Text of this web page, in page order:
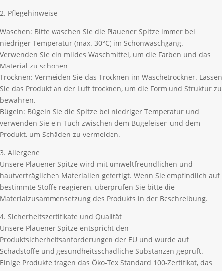
2. Pflegehinweise
Waschen: Bitte waschen Sie die Plauener Spitze immer bei
niedriger Temperatur (max. 30°C) im Schonwaschgang.
Verwenden Sie ein mildes Waschmittel, um die Farben und das
Material zu schonen.
Trocknen: Vermeiden Sie das Trocknen im Wäschetrockner. Lassen
Sie das Produkt an der Luft trocknen, um die Form und Struktur zu
bewahren.
Bügeln: Bügeln Sie die Spitze bei niedriger Temperatur und
verwenden Sie ein Tuch zwischen dem Bügeleisen und dem
Produkt, um Schäden zu vermeiden.
3. Allergene
Unsere Plauener Spitze wird mit umweltfreundlichen und
hautverträglichen Materialien gefertigt. Wenn Sie empfindlich auf
bestimmte Stoffe reagieren, überprüfen Sie bitte die
Materialzusammensetzung des Produkts in der Beschreibung.
4. Sicherheitszertifikate und Qualität
Unsere Plauener Spitze entspricht den
Produktsicherheitsanforderungen der EU und wurde auf
Schadstoffe und gesundheitsschädliche Substanzen geprüft.
Einige Produkte tragen das Öko-Tex Standard 100-Zertifikat, das